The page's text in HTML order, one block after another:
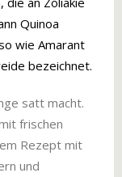
Quinoa
wie Amarant
bezeichnet.
satt macht.
frischen
Rezept mit
und